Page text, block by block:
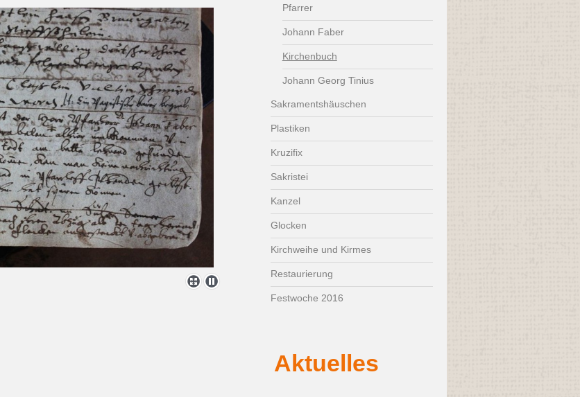
Pfarrer
Johann Faber
Kirchenbuch
Johann Georg Tinius
Sakramentshäuschen
Plastiken
Kruzifix
Sakristei
Kanzel
Glocken
Kirchweihe und Kirmes
Restaurierung
Festwoche 2016
Aktuelles